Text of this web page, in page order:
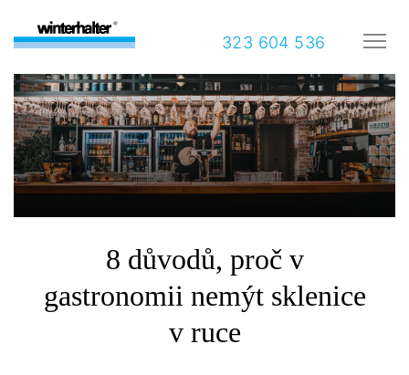
323 604 536
8 důvodů, proč v
gastronomii nemýt sklenice
v ruce